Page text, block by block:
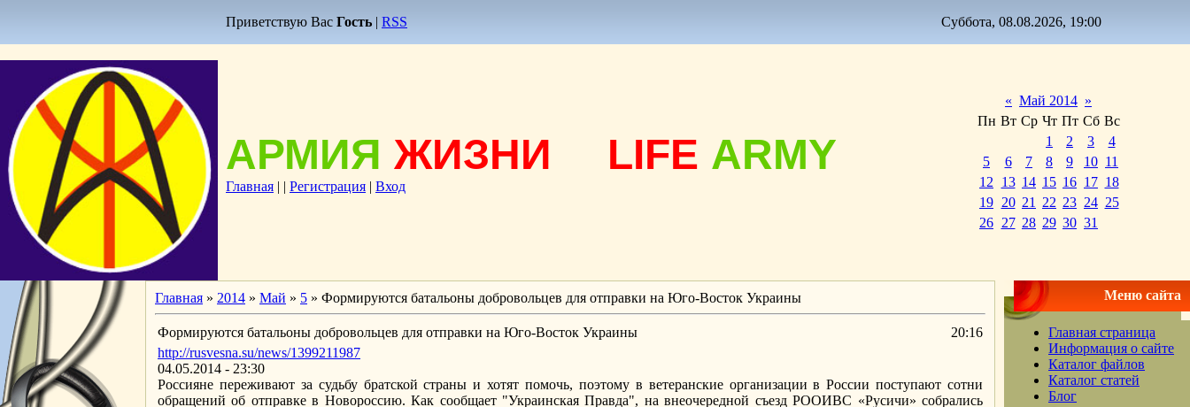
Приветствую Вас Гость | RSS Суббота, 08.08.2026, 19:00
АРМИЯ ЖИЗНИ LIFE ARMY
Главная | | Регистрация | Вход
« Май 2014 »
Пн Вт Ср Чт Пт Сб Вс
1
2 3
4
5
6 7 8 9 10 11
12
13 14 15 16 17 18
19 20 21 22 23 24 25
26 27 28 29 30 31
Главная » 2014 » Май » 5 » Формируются батальоны добровольцев для отправки на Юго-Восток Украины
Формируются батальоны добровольцев для отправки на Юго-Восток Украины
20:16
http://rusvesna.su/news/1399211987
04.05.2014 - 23:30
Россияне переживают за судьбу братской страны и хотят помочь, поэтому в ветеранские организации в России поступают сотни
обращений об отправке в Новороссию. Как сообщает "Украинская Правда", на внеочередной съезд РООИВС «Русичи» собрались
Меню сайта
Главная страница
Информация о сайте
Каталог файлов
Каталог статей
Блог